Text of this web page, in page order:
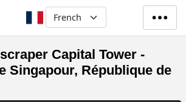
Aller au contenu principal
Select your language
Capital Tower -
Singapour, République de